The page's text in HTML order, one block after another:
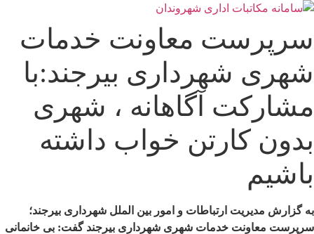
پرش
محتوا
سرپرست معاونت خدمات
شهری شهرداری بیرجند:با
مشارکت آگاهانه ، شهری
بدون کارتن خواب داشته
باشیم
به گزارش مدیریت ارتباطات و امور بین الملل شهرداری بیرجند؛
سرپرست معاونت خدمات شهری شهرداری بیرجند گفت: بی خانمانی